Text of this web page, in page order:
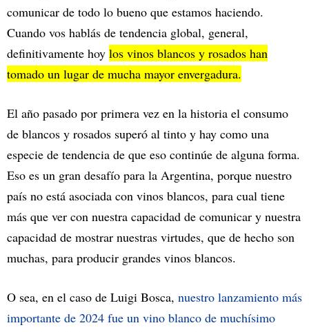
comunicar de todo lo bueno que estamos haciendo.
Cuando vos hablás de tendencia global, general,
definitivamente hoy los vinos blancos y rosados han
tomado un lugar de mucha mayor envergadura.
El año pasado por primera vez en la historia el consumo
de blancos y rosados superó al tinto y hay como una
especie de tendencia de que eso continúe de alguna forma.
Eso es un gran desafío para la Argentina, porque nuestro
país no está asociada con vinos blancos, para cual tiene
más que ver con nuestra capacidad de comunicar y nuestra
capacidad de mostrar nuestras virtudes, que de hecho son
muchas, para producir grandes vinos blancos.
O sea, en el caso de Luigi Bosca, nuestro lanzamiento más
importante de 2024 fue un vino blanco de muchísimo